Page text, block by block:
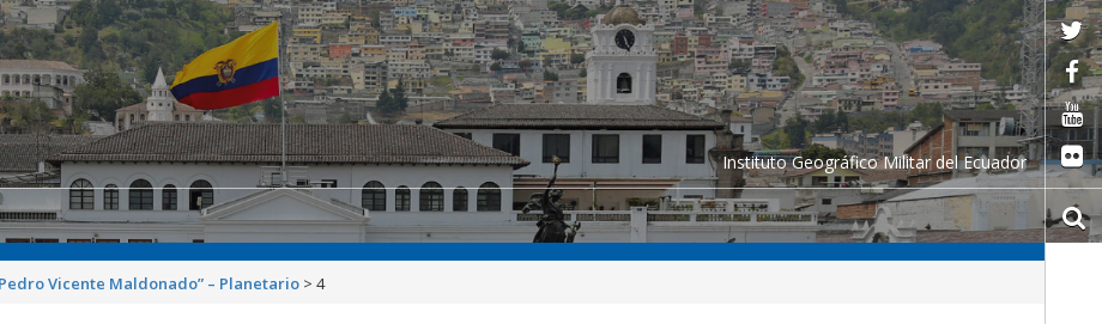
Instituto Geográfico Militar del Ecuador
Vicente Maldonado” – Planetario >4